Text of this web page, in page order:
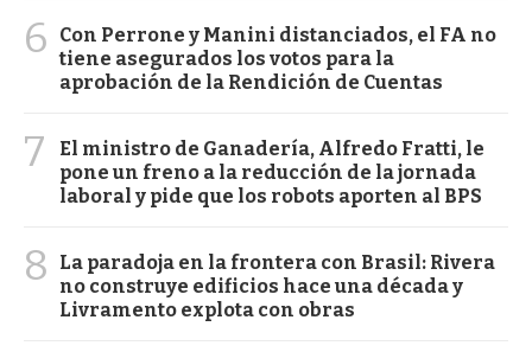
6
Con Perrone y Manini distanciados, el FA no
tiene asegurados los votos para la
aprobación de la Rendición de Cuentas
7
El ministro de Ganadería, Alfredo Fratti, le
pone un freno a la reducción de la jornada
laboral y pide que los robots aporten al BPS
8
La paradoja en la frontera con Brasil: Rivera
no construye edificios hace una década y
Livramento explota con obras